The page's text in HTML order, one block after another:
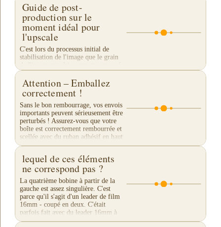
Guide de post-
production sur le
moment idéal pour
l'upscale
C'est lors du processus initial de
stabilisation de l'image que le grain
de l'image est sérieusement remappé,
donc le processus d'upscale devrait
être effectué en même temps que la...
Attention – Emballez
correctement !
Sans le bon rembourrage, vos envois
importants peuvent sérieusement être
perturbés ! Assurez-vous que votre
boîte est correctement rembourrée et
scellée avec du ruban adhésif en haut
et en...
lequel de ces éléments
ne correspond pas ?
La quatrième bobine à partir de la
gauche est assez singulière. C'est
parce qu'il s'agit d'un leader de film
16mm - coupé en deux. C'était
parfois fait avec du leader 16mm à
double...